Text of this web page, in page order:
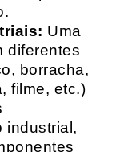
Uma
diferentes
borracha,
filme, etc.)
industrial,